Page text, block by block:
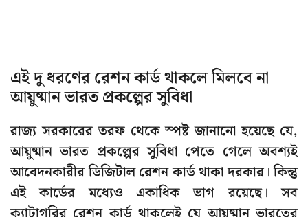
এই দু ধরণের রেশন কার্ড থাকলে মিলবে না
আয়ুষ্মান ভারত প্রকল্পের সুবিধা
রাজ্য সরকারের তরফ থেকে স্পষ্ট জানানো হয়েছে যে,
আয়ুষ্মান ভারত প্রকল্পের সুবিধা পেতে গেলে অবশ্যই
আবেদনকারীর ডিজিটাল রেশন কার্ড থাকা দরকার। কিন্তু
এই কার্ডের মধ্যেও একাধিক ভাগ রয়েছে। সব